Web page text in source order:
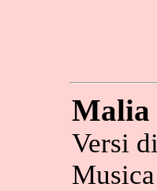
Malia
Versi di